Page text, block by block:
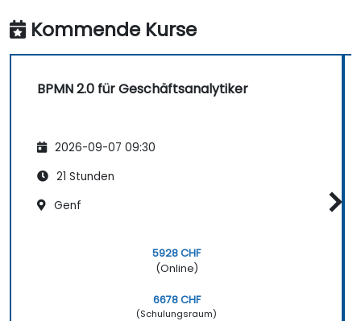
Kommende Kurse
BPMN 2.0 für Geschäftsanalytiker
2026-09-07 09:30
21 Stunden
Genf
5928 CHF
(Online)
6678 CHF
(Schulungsraum)